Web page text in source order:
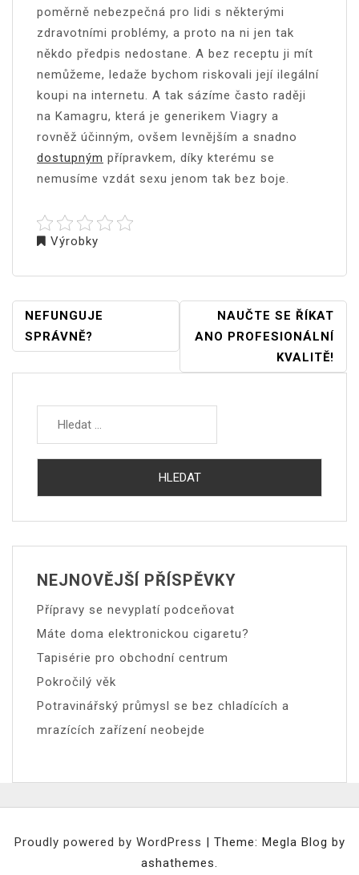
poměrně nebezpečná pro lidi s některými
zdravotními problémy, a proto na ni jen tak
někdo předpis nedostane. A bez receptu ji mít
nemůžeme, ledaže bychom riskovali její ilegální
koupi na internetu. A tak sázíme často raději
na Kamagru, která je generikem Viagry a
rovněž účinným, ovšem levnějším a snadno
dostupným přípravkem, díky kterému se
nemusíme vzdát sexu jenom tak bez boje.
Výrobky
NAVIGACE
PRO
PŘÍSPĚVEK
NEFUNGUJE
SPRÁVNĚ?
NAUČTE SE ŘÍKAT
ANO PROFESIONÁLNÍ
KVALITĚ!
Vyhledávání
NEJNOVĚJŠÍ PŘÍSPĚVKY
Přípravy se nevyplatí podceňovat
Máte doma elektronickou cigaretu?
Tapisérie pro obchodní centrum
Pokročilý věk
Potravinářský průmysl se bez chladících a
mrazících zařízení neobejde
Proudly powered by WordPress
Theme: Megla Blog by
ashathemes.